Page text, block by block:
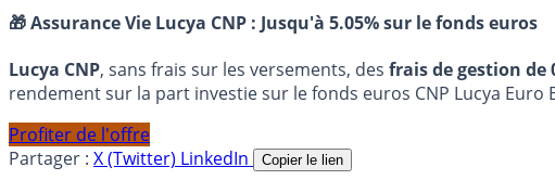
🎁 Assurance Vie Lucya CNP : Jusqu'à 5.05% sur le fonds euros
Lucya CNP, sans frais sur les versements, des frais de gestion de
rendement sur la part investie sur le fonds euros CNP Lucya Euro
Profiter de l'offre
Partager : X (Twitter) LinkedIn Copier le lien